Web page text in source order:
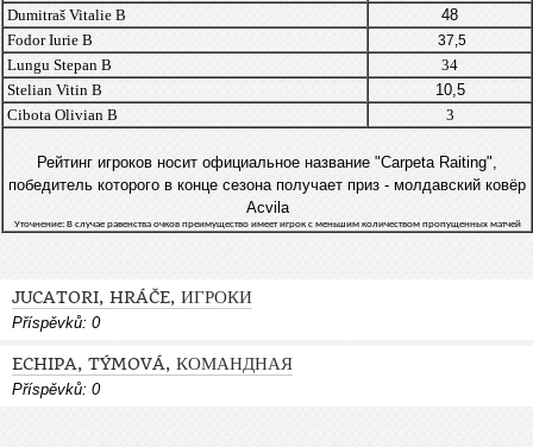
Dumitraš Vitalie B
48
Fodor Iurie B
37,5
Lungu Stepan B
34
Stelian Vitin B
10,5
Cibota Olivian B
3
Рейтинг игроков носит официальное название "Carpeta Raiting",
победитель которого в конце сезона получает приз - молдавский ковёр
Acvila
Уточнение: В случае равенства очков преимущество имеет игрок с меньшим количеством пропущенных матчей
JUCATORI, HRÁČE, ИГРОКИ
Příspěvků: 0
ECHIPA, TÝMOVÁ, КОМАНДНАЯ
Příspěvků: 0